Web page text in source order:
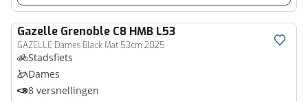
Gazelle Grenoble C8 HMB L53
GAZELLE Dames Black Mat 53cm 2025
Stadsfiets
Dames
8 versnellingen